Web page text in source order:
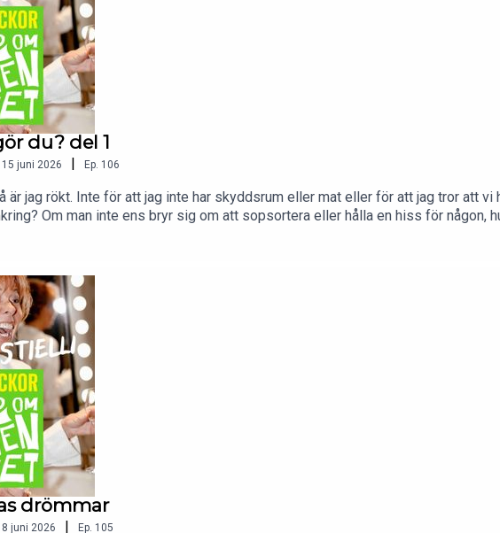
du? del 1
juni 2026 | Ep. 106
är jag rökt. Inte för att jag inte har skyddsrum eller mat eller för att jag tror att
Om man inte ens bryr sig om att sopsortera eller hålla en hiss för någon,
#enpoddomskitenilivet
drömmar
juni 2026 | Ep. 105